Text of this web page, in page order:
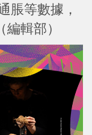
脹等數據，
輯部）